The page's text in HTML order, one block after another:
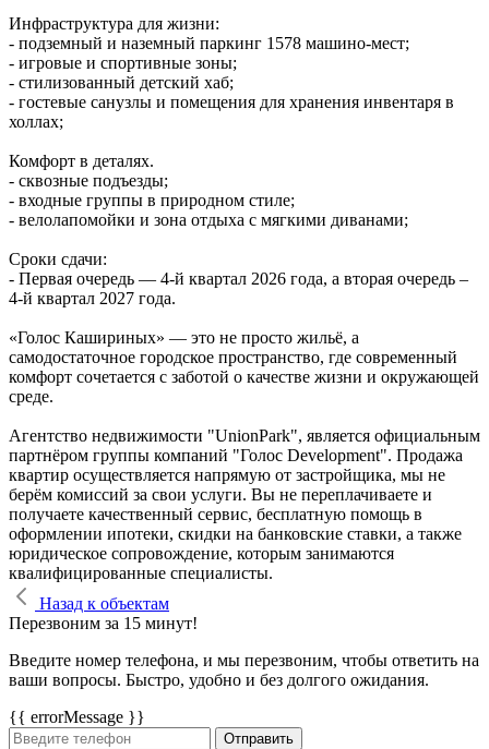
Инфраструктура для жизни:
- подземный и наземный паркинг 1578 машино‑мест;
- игровые и спортивные зоны;
- стилизованный детский хаб;
- гостевые санузлы и помещения для хранения инвентаря в
холлах;
Комфорт в деталях.
- сквозные подъезды;
- входные группы в природном стиле;
- велолапомойки и зона отдыха с мягкими диванами;
Сроки сдачи:
- Первая очередь — 4‑й квартал 2026 года, а вторая очередь –
4-й квартал 2027 года.
«Голос Кашириных» — это не просто жильё, а
самодостаточное городское пространство, где современный
комфорт сочетается с заботой о качестве жизни и окружающей
среде.
Агентство недвижимости "UnionPark", является официальным
партнёром группы компаний "Голос Development". Продажа
квартир осуществляется напрямую от застройщика, мы не
берём комиссий за свои услуги. Вы не переплачиваете и
получаете качественный сервис, бесплатную помощь в
оформлении ипотеки, скидки на банковские ставки, а также
юридическое сопровождение, которым занимаются
квалифицированные специалисты.
Назад к объектам
Перезвоним за 15 минут!
Введите номер телефона, и мы перезвоним, чтобы ответить на
ваши вопросы. Быстро, удобно и без долгого ожидания.
{{ errorMessage }}
Отправить